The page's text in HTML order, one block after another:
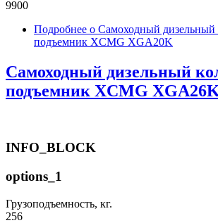
9900
Подробнее о Самоходный дизельный
подъемник XCMG XGA20K
Самоходный дизельный
подъемник XCMG
INFO_BLOCK
options_1
Грузоподъемность, кг.
256